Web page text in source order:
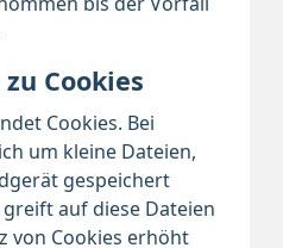
Cookies
Cookies. Bei
um kleine Dateien,
gespeichert
auf diese Dateien
von Cookies erhöht